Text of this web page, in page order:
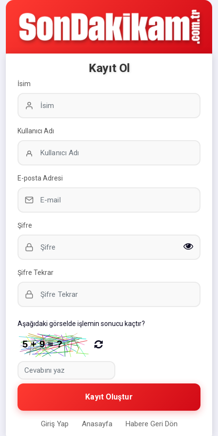
Kayıt Ol
İsim
Kullanıcı Adı
E-posta Adresi
Şifre
Şifre Tekrar
Aşağıdaki görselde işlemin sonucu kaçtır?
Kayıt Oluştur
Giriş Yap Anasayfa Habere Geri Dön